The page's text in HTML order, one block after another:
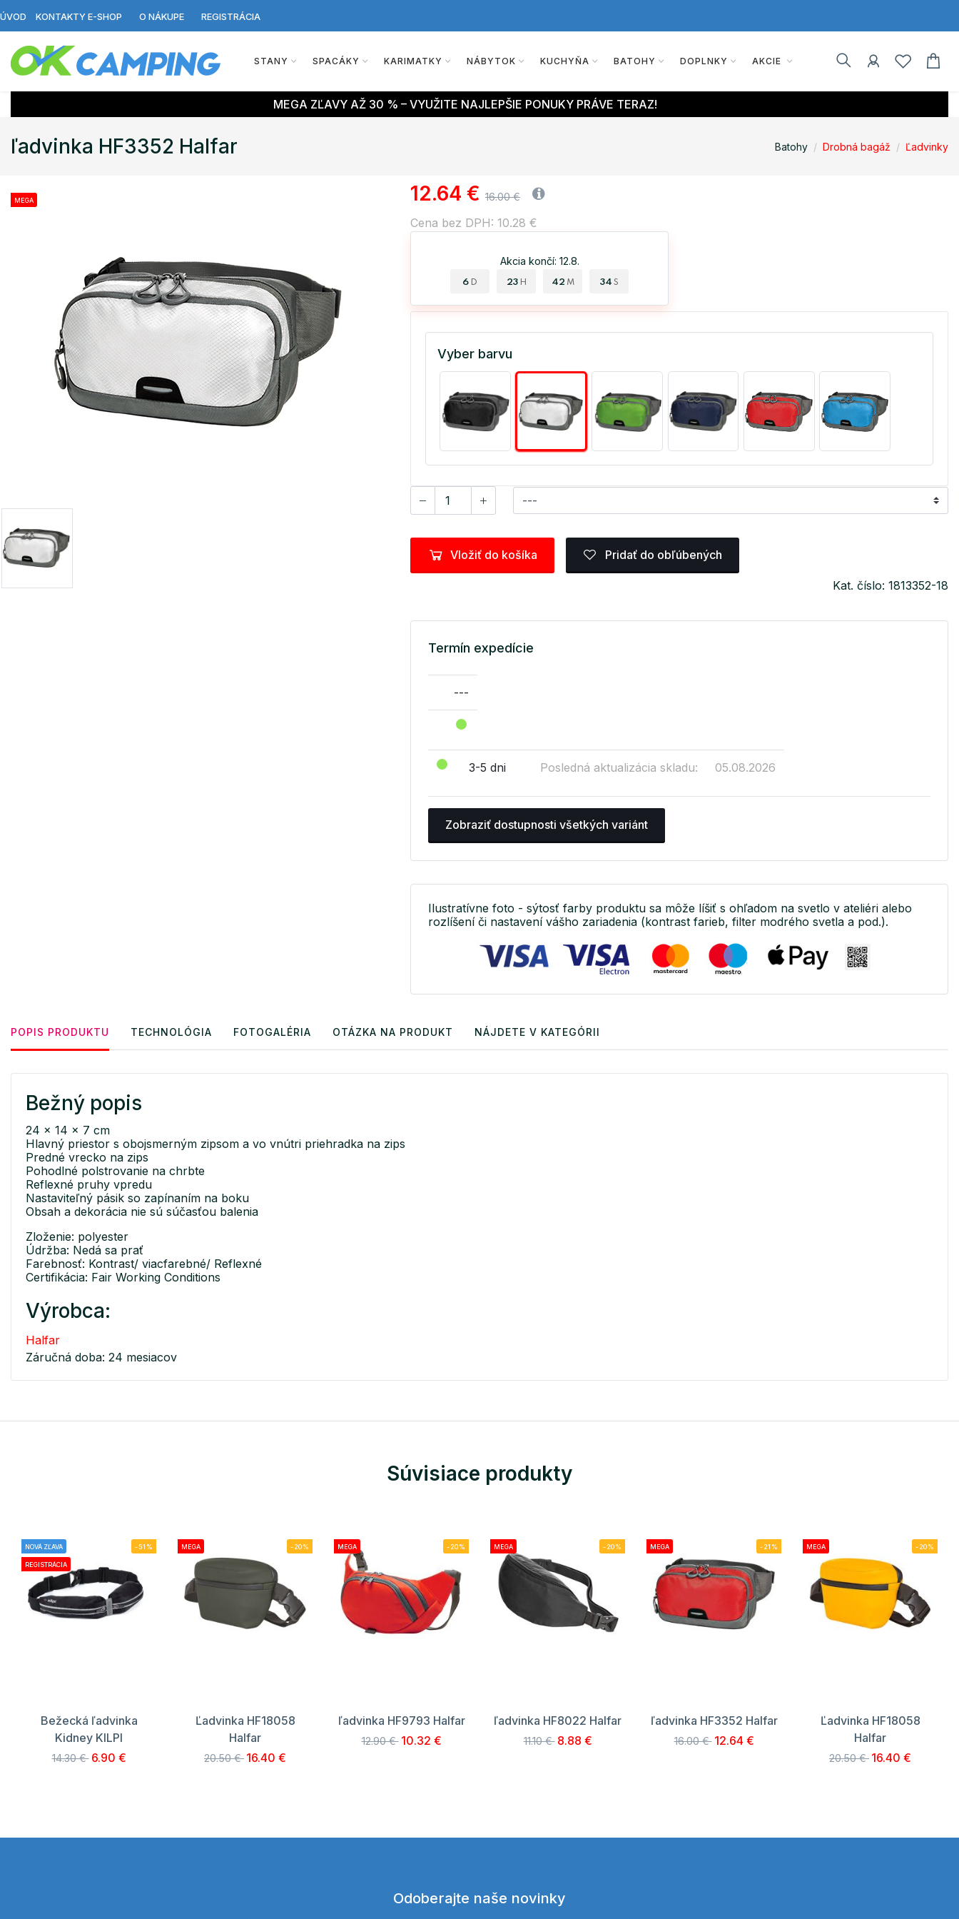
ÚVOD KONTAKTY E-SHOP O NÁKUPE REGISTRÁCIA
STANY SPACÁKY KARIMATKY NÁBYTOK KUCHYŇA BATOHY DOPLNKY AKCIE
MEGA ZĽAVY AŽ 30 % – VYUŽITE NAJLEPŠIE PONUKY PRÁVE TERAZ!
ľadvinka HF3352 Halfar Batohy Drobná bagáž Ľadvinky
MEGA 12.64 € 16.00 €
Cena bez DPH: 10.28 €
Akcia končí: 12.8.
6 D 23 H 42 M 33 S
Vyber barvu
Vložiť do košíka Pridať do obľúbených
Kat. číslo: 1813352-18
Termín expedície
---
3-5 dni Posledná aktualizácia skladu: 05.08.2026
Zobraziť dostupnosti všetkých variánt
Ilustratívne foto - sýtosť farby produktu sa môže líšiť s ohľadom na svetlo v ateliéri alebo
rozlíšení či nastavení vášho zariadenia (kontrast farieb, filter modrého svetla a pod.).
POPIS PRODUKTU TECHNOLÓGIA FOTOGALÉRIA OTÁZKA NA PRODUKT NÁJDETE V KATEGÓRII
Bežný popis
24 x 14 x 7 cm
Hlavný priestor s obojsmerným zipsom a vo vnútri priehradka na zips
Predné vrecko na zips
Pohodlné polstrovanie na chrbte
Reflexné pruhy vpredu
Nastaviteľný pásik so zapínaním na boku
Obsah a dekorácia nie sú súčasťou balenia
Zloženie: polyester
Údržba: Nedá sa prať
Farebnosť: Kontrast/ viacfarebné/ Reflexné
Certifikácia: Fair Working Conditions
Výrobca:
Halfar
Záručná doba: 24 mesiacov
Súvisiace produkty
NOVÁ ZĽAVA
REGISTRÁCIA
-51%
Bežecká ľadvinka
Kidney KILPI
14.30 € 6.90 €
MEGA -20%
Ľadvinka HF18058
Halfar
20.50 € 16.40 €
MEGA -20%
ľadvinka HF9793 Halfar
12.90 € 10.32 €
MEGA -20%
ľadvinka HF8022 Halfar
11.10 € 8.88 €
MEGA -21%
ľadvinka HF3352 Halfar
16.00 € 12.64 €
MEGA -20%
Ľadvinka HF18058
Halfar
20.50 € 16.40 €
Odoberajte naše novinky